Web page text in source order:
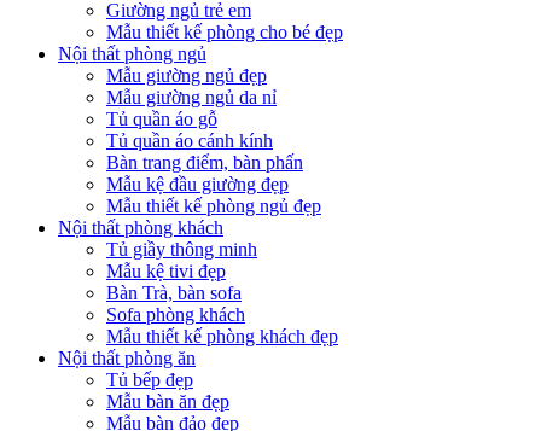
Giường ngủ trẻ em
Mẫu thiết kế phòng cho bé đẹp
Nội thất phòng ngủ
Mẫu giường ngủ đẹp
Mẫu giường ngủ da nỉ
Tủ quần áo gỗ
Tủ quần áo cánh kính
Bàn trang điểm, bàn phấn
Mẫu kệ đầu giường đẹp
Mẫu thiết kế phòng ngủ đẹp
Nội thất phòng khách
Tủ giầy thông minh
Mẫu kệ tivi đẹp
Bàn Trà, bàn sofa
Sofa phòng khách
Mẫu thiết kế phòng khách đẹp
Nội thất phòng ăn
Tủ bếp đẹp
Mẫu bàn ăn đẹp
Mẫu bàn đảo đẹp